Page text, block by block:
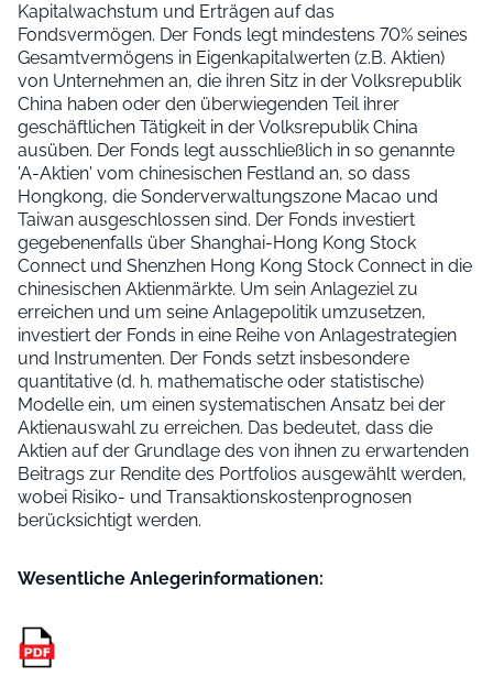
Kapitalwachstum und Erträgen auf das
Fondsvermögen. Der Fonds legt mindestens 70% seines
Gesamtvermögens in Eigenkapitalwerten (z.B. Aktien)
von Unternehmen an, die ihren Sitz in der Volksrepublik
China haben oder den überwiegenden Teil ihrer
geschäftlichen Tätigkeit in der Volksrepublik China
ausüben. Der Fonds legt ausschließlich in so genannte
'A-Aktien' vom chinesischen Festland an, so dass
Hongkong, die Sonderverwaltungszone Macao und
Taiwan ausgeschlossen sind. Der Fonds investiert
gegebenenfalls über Shanghai-Hong Kong Stock
Connect und Shenzhen Hong Kong Stock Connect in die
chinesischen Aktienmärkte. Um sein Anlageziel zu
erreichen und um seine Anlagepolitik umzusetzen,
investiert der Fonds in eine Reihe von Anlagestrategien
und Instrumenten. Der Fonds setzt insbesondere
quantitative (d. h. mathematische oder statistische)
Modelle ein, um einen systematischen Ansatz bei der
Aktienauswahl zu erreichen. Das bedeutet, dass die
Aktien auf der Grundlage des von ihnen zu erwartenden
Beitrags zur Rendite des Portfolios ausgewählt werden,
wobei Risiko- und Transaktionskostenprognosen
berücksichtigt werden.
Wesentliche Anleger­informationen: